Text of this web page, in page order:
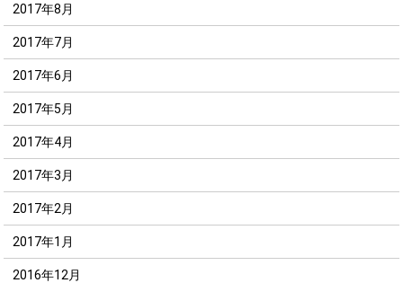
2017年8月
2017年7月
2017年6月
2017年5月
2017年4月
2017年3月
2017年2月
2017年1月
2016年12月